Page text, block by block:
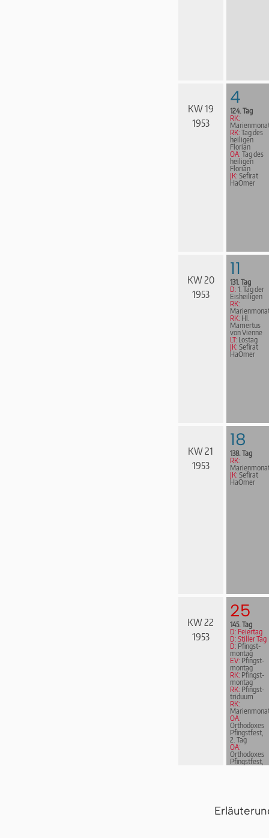
KW 19
1953
4
124. Tag
RK:
RK: Tag des
heiligen
Florian
OA: Tag des
heiligen
Florian
JK: Sefirat
HaOmer
KW 20
1953
11
131. Tag
D: 1. Tag der
Eisheiligen
RK:
RK: Hl.
Mamertus
von Vienne
LT: Lostag
JK: Sefirat
HaOmer
KW 21
1953
18
138. Tag
RK:
JK: Sefirat
HaOmer
KW 22
1953
25
145. Tag
D: Feiertag
D: Stiller Tag
D: Pfingst­
mon­tag
EV: Pfingst­
mon­tag
RK: Pfingst­
mon­tag
RK: Pfingst­
tri­du­um
RK:
OA:
Orthodoxes
Pfingstfest,
2. Tag
OA:
Orthodoxes
Pfingstfest,